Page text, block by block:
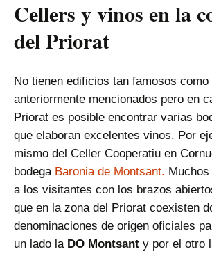
Cellers y vinos en la
del Priorat
No tienen edificios tan famosos como
anteriormente mencionados pero en
Priorat es posible encontrar varias
que elaboran excelentes vinos. Por
mismo del Celler Cooperatiu en
bodega Baronia de Montsant.
a los visitantes con los brazos
que en la zona del Priorat coexisten
denominaciones de origen oficiales
un lado la DO Montsant y por el otro